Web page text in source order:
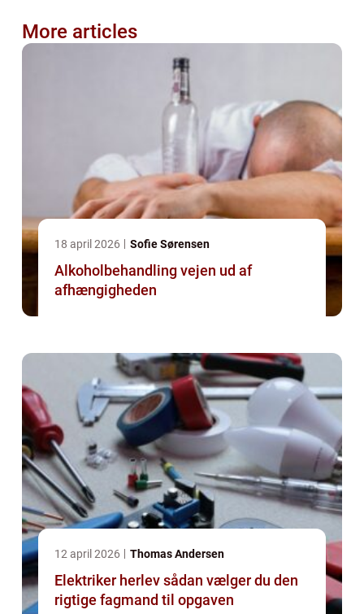
More articles
18 april 2026 Sofie Sørensen
Alkoholbehandling vejen ud af
afhængigheden
12 april 2026 Thomas Andersen
Elektriker herlev sådan vælger du den
rigtige fagmand til opgaven